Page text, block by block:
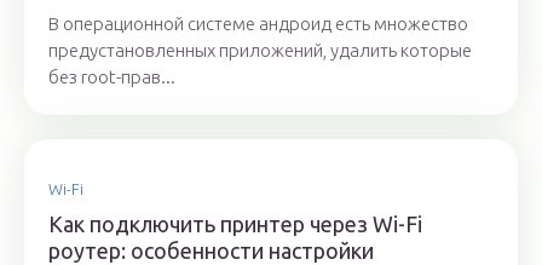
В операционной системе андроид есть множество
предустановленных приложений, удалить которые
без root-прав...
Wi-Fi
Как подключить принтер через Wi-Fi
роутер: особенности настройки